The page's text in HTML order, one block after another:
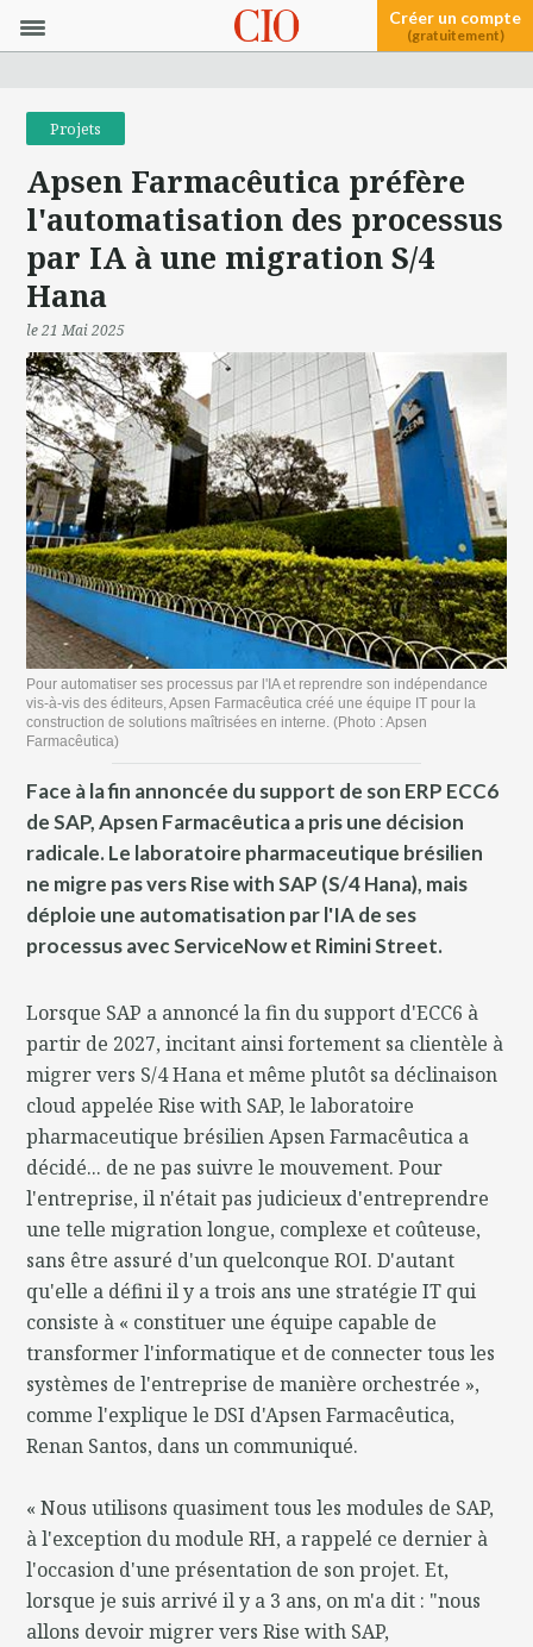
Créer un compte
(gratuitement)
Projets
Apsen Farmacêutica préfère
l'automatisation des processus
par IA à une migration S/4
Hana
le 21 Mai 2025
Pour automatiser ses processus par l'IA et reprendre son indépendance
vis-à-vis des éditeurs, Apsen Farmacêutica créé une équipe IT pour la
construction de solutions maîtrisées en interne. (Photo : Apsen
Farmacêutica)
Face à la fin annoncée du support de son ERP ECC6
de SAP, Apsen Farmacêutica a pris une décision
radicale. Le laboratoire pharmaceutique brésilien
ne migre pas vers Rise with SAP (S/4 Hana), mais
déploie une automatisation par l'IA de ses
processus avec ServiceNow et Rimini Street.
Lorsque SAP a annoncé la fin du support d'ECC6 à
partir de 2027, incitant ainsi fortement sa clientèle à
migrer vers S/4 Hana et même plutôt sa déclinaison
cloud appelée Rise with SAP, le laboratoire
pharmaceutique brésilien Apsen Farmacêutica a
décidé... de ne pas suivre le mouvement. Pour
l'entreprise, il n'était pas judicieux d'entreprendre
une telle migration longue, complexe et coûteuse,
sans être assuré d'un quelconque ROI. D'autant
qu'elle a défini il y a trois ans une stratégie IT qui
consiste à « constituer une équipe capable de
transformer l'informatique et de connecter tous les
systèmes de l'entreprise de manière orchestrée »,
comme l'explique le DSI d'Apsen Farmacêutica,
Renan Santos, dans un communiqué.
« Nous utilisons quasiment tous les modules de SAP,
à l'exception du module RH, a rappelé ce dernier à
l'occasion d'une présentation de son projet. Et,
lorsque je suis arrivé il y a 3 ans, on m'a dit : "nous
allons devoir migrer vers Rise with SAP,